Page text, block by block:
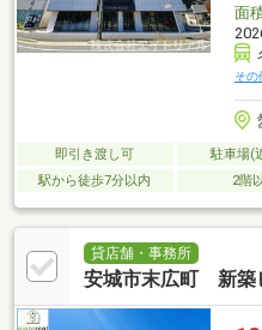
面
その
即引き渡し可 駐車場(
駅から徒歩7分以内
2階
貸店舗・事務所
安城市末広町 新築